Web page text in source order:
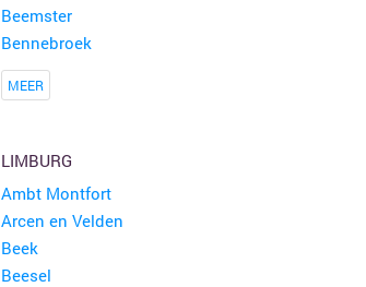
Beemster
Bennebroek
MEER
LIMBURG
Ambt Montfort
Arcen en Velden
Beek
Beesel